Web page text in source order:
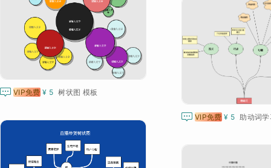
 VIP免费 ¥ 5 树状图 模板
 VIP免费 ¥ 5 助动词